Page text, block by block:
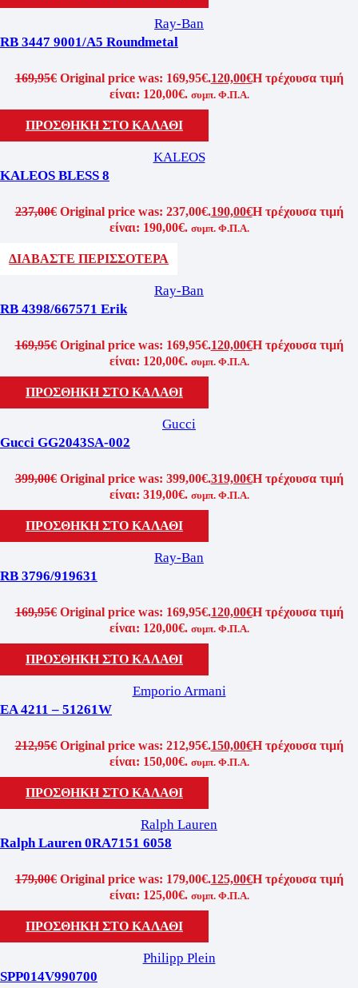
Ray-Ban
RB 3447 9001/A5 Roundmetal
169,95€ Original price was: 169,95€.120,00€Η τρέχουσα τιμή
είναι: 120,00€. συμπ. Φ.Π.Α.
ΠΡΟΣΘΗΚΗ ΣΤΟ ΚΑΛΑΘΙ
KALEOS
KALEOS BLESS 8
237,00€ Original price was: 237,00€.190,00€Η τρέχουσα τιμή
είναι: 190,00€. συμπ. Φ.Π.Α.
ΔΙΑΒΑΣΤΕ ΠΕΡΙΣΣΟΤΕΡΑ
Ray-Ban
RB 4398/667571 Erik
169,95€ Original price was: 169,95€.120,00€Η τρέχουσα τιμή
είναι: 120,00€. συμπ. Φ.Π.Α.
ΠΡΟΣΘΗΚΗ ΣΤΟ ΚΑΛΑΘΙ
Gucci
Gucci GG2043SA-002
399,00€ Original price was: 399,00€.319,00€Η τρέχουσα τιμή
είναι: 319,00€. συμπ. Φ.Π.Α.
ΠΡΟΣΘΗΚΗ ΣΤΟ ΚΑΛΑΘΙ
Ray-Ban
RB 3796/919631
169,95€ Original price was: 169,95€.120,00€Η τρέχουσα τιμή
είναι: 120,00€. συμπ. Φ.Π.Α.
ΠΡΟΣΘΗΚΗ ΣΤΟ ΚΑΛΑΘΙ
Emporio Armani
EA 4211 – 51261W
212,95€ Original price was: 212,95€.150,00€Η τρέχουσα τιμή
είναι: 150,00€. συμπ. Φ.Π.Α.
ΠΡΟΣΘΗΚΗ ΣΤΟ ΚΑΛΑΘΙ
Ralph Lauren
Ralph Lauren 0RA7151 6058
179,00€ Original price was: 179,00€.125,00€Η τρέχουσα τιμή
είναι: 125,00€. συμπ. Φ.Π.Α.
ΠΡΟΣΘΗΚΗ ΣΤΟ ΚΑΛΑΘΙ
Philipp Plein
SPP014V990700